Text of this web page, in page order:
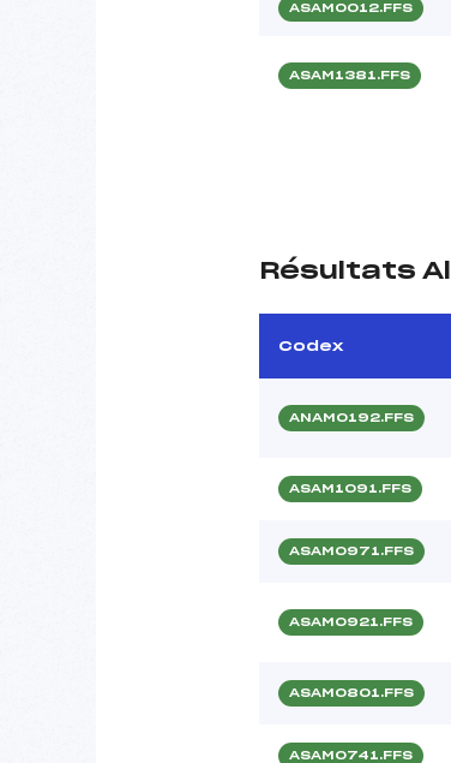
ASAM0012.FFS
ASAM1381.FFS
Résultats
Codex
ANAM0192.FFS
ASAM1091.FFS
ASAM0971.FFS
ASAM0921.FFS
ASAM0801.FFS
ASAM0741.FFS